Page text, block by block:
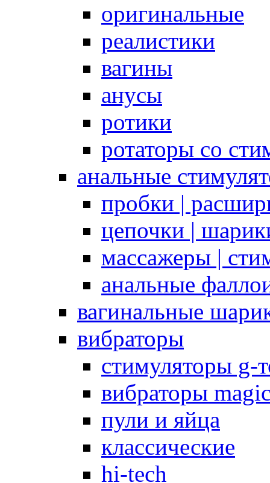
оригинальные
реалистики
вагины
анусы
ротики
ротаторы со
анальные
пробки |
цепочки |
массажеры |
анальные
вагинальные
вибраторы
стимуляторы g-
вибраторы
пули и яйца
классические
hi-tech